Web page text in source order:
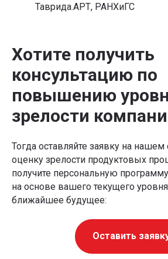
Таврида.АРТ, РАНХиГС
Хотите получить
консультацию по
повышению
зрелости
Тогда оставляйте заявку на нашем
оценку зрелости продуктовых
получите персональную
на основе вашего текущего
ближайшее будущее:
Оставить